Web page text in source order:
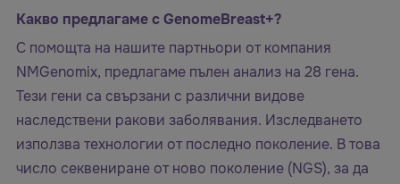
Какво предлагаме с GenomeBreast+?
С помощта на нашите партньори от компания
NMGenomix, предлагаме пълен анализ на 28 гена.
Тези гени са свързани с различни видове
наследствени ракови заболявания. Изследването
използва технологии от последно поколение. В това
число секвениране от ново поколение (NGS), за да